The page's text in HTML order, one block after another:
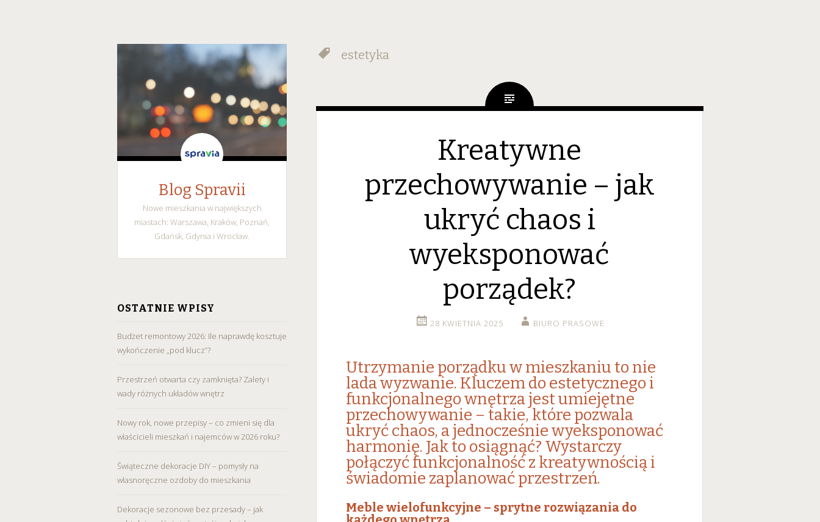
Blog Spravii
Nowe mieszkania w największych
miastach: Warszawa, Kraków, Poznań,
Gdańsk, Gdynia i Wrocław.
CONTENT
OSTATNIE WPISY
Budżet remontowy 2026: Ile naprawdę kosztuje
wykończenie „pod klucz”?
Przestrzeń otwarta czy zamknięta? Zalety i
wady różnych układów wnętrz
Nowy rok, nowe przepisy – co zmieni się dla
właścicieli mieszkań i najemców w 2026 roku?
Świąteczne dekoracje DIY – pomysły na
własnoręczne ozdoby do mieszkania
Dekoracje sezonowe bez przesady – jak
estetyka
Kreatywne
przechowywanie – jak
ukryć chaos i
wyeksponować
porządek?
28 KWIETNIA 2025 BIURO PRASOWE
Utrzymanie porządku w mieszkaniu to nie
lada wyzwanie. Kluczem do estetycznego i
funkcjonalnego wnętrza jest umiejętne
przechowywanie – takie, które pozwala
ukryć chaos, a jednocześnie wyeksponować
harmonię. Jak to osiągnąć? Wystarczy
połączyć funkcjonalność z kreatywnością i
świadomie zaplanować przestrzeń.
Meble wielofunkcyjne – sprytne rozwiązania do